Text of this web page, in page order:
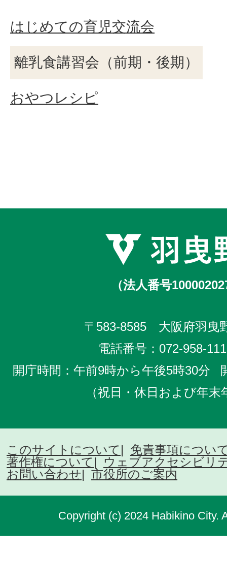
はじめての育児交流会
離乳食講習会（前期・後期）
おやつレシピ
（法人番号
〒583-8585 大阪府羽曳
電話番号： 072-958-
開庁時間：午前9時から午後5時30分
（祝日・休日および年
このサイトについて
免責事項につい
著作権について
ウェブアクセシビリ
お問い合わせ
市役所のご案内
Copyright (c) 2024 Habikino City.